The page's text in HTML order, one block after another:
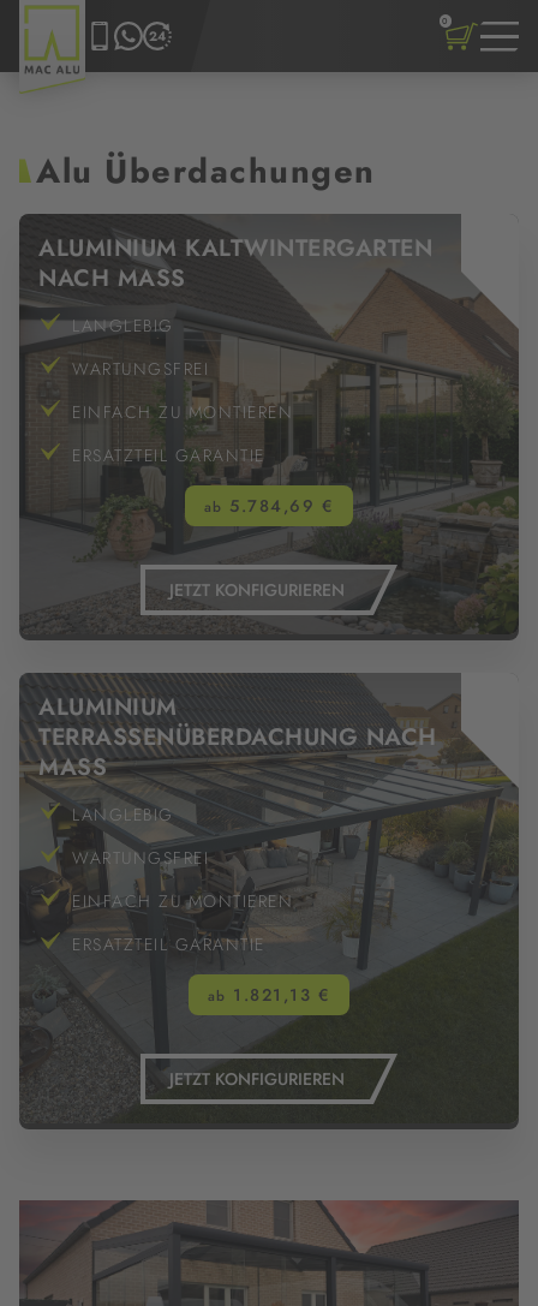
0
Alu Überdachungen
ALUMINIUM KALTWINTERGARTEN
NACH MASS
LANGLEBIG
WARTUNGSFREI
EINFACH ZU MONTIEREN
ERSATZTEIL GARANTIE
ab 5.784,69 €
JETZT KONFIGURIEREN
ALUMINIUM
TERRASSENÜBERDACHUNG NACH
MASS
LANGLEBIG
WARTUNGSFREI
EINFACH ZU MONTIEREN
ERSATZTEIL GARANTIE
ab 1.821,13 €
JETZT KONFIGURIEREN